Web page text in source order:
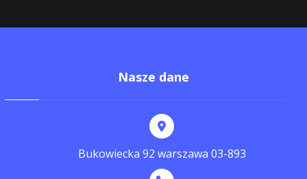
Nasze dane
Bukowiecka 92 warszawa 03-893